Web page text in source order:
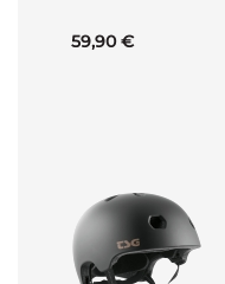
59,90 €